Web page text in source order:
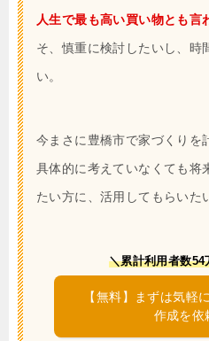
人生で最も高い買い物とも言
そ、慎重に検討したいし、時
い。
今まさに豊橋市で家づくりを
具体的に考えていなくても将
たい方に、活用してもらいた
＼累計利用者数54
【無料】まずは気軽
作成を依